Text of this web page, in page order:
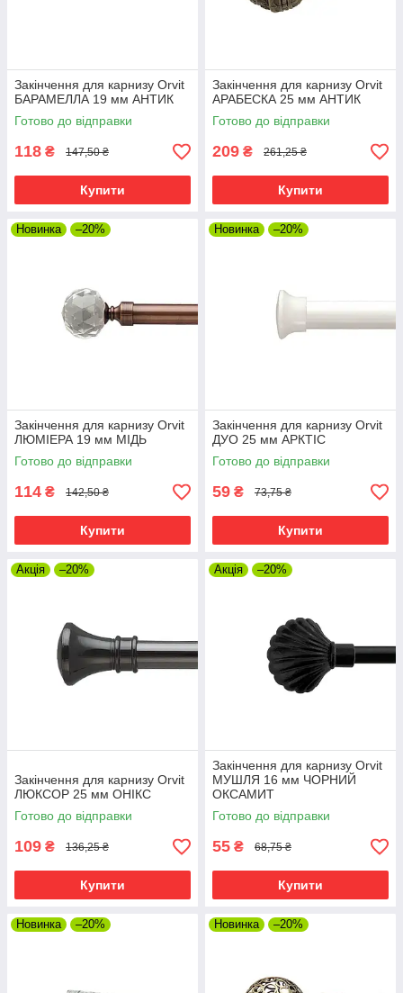
Закінчення для карнизу Orvit
БАРАМЕЛЛА 19 мм АНТИК
Готово до відправки
118 ₴ 147,50 ₴
Купити
Закінчення для карнизу Orvit
АРАБЕСКА 25 мм АНТИК
Готово до відправки
209 ₴ 261,25 ₴
Купити
Новинка –20%
Закінчення для карнизу Orvit
ЛЮМІЕРА 19 мм МІДЬ
Готово до відправки
114 ₴ 142,50 ₴
Купити
Новинка –20%
Закінчення для карнизу Orvit
ДУО 25 мм АРКТІС
Готово до відправки
59 ₴ 73,75 ₴
Купити
Акція –20%
Закінчення для карнизу Orvit
ЛЮКСОР 25 мм ОНІКС
Готово до відправки
109 ₴ 136,25 ₴
Купити
Акція –20%
Закінчення для карнизу Orvit
МУШЛЯ 16 мм ЧОРНИЙ
ОКСАМИТ
Готово до відправки
55 ₴ 68,75 ₴
Купити
Новинка –20% Новинка –20%